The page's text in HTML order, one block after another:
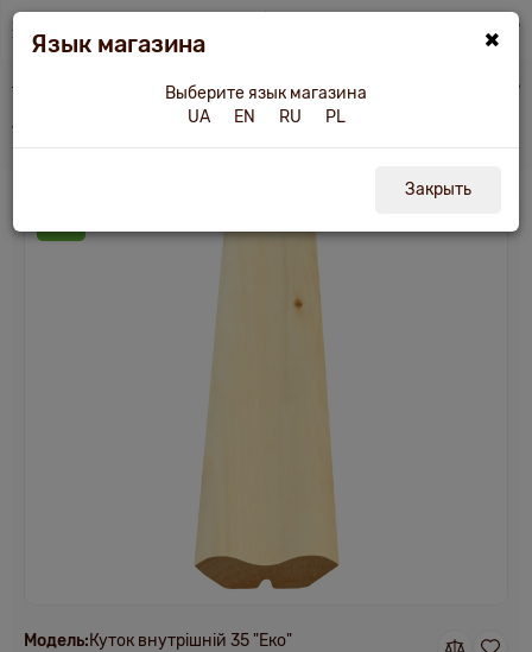
плинтус Уголок внутренний липа 35 "Эко", цельный 27х27х1900-3000 мм
Уголок внутренний 35 Эко
×
Язык магазина
Выберите язык магазина
UA
EN RU PL
Закрыть
Модель:Куток внутрішній 35 "Еко"